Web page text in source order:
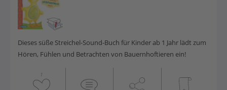
Dieses süße Streichel-Sound-Buch für Kinder ab 1 Jahr lädt zum
Hören, Fühlen und Betrachten von Bauernhoftieren ein!
1